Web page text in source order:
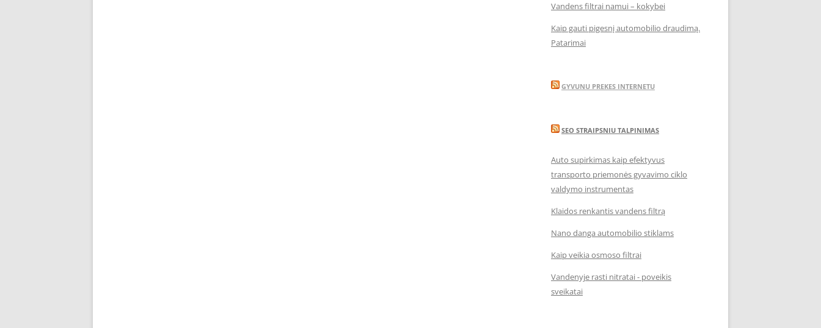
Vandens filtrai namui – kokybei
Kaip gauti pigesnį automobilio draudimą.
Patarimai
GYVUNU PREKES INTERNETU
SEO STRAIPSNIU TALPINIMAS
Auto supirkimas kaip efektyvus
transporto priemonės gyvavimo ciklo
valdymo instrumentas
Klaidos renkantis vandens filtrą
Nano danga automobilio stiklams
Kaip veikia osmoso filtrai
Vandenyje rasti nitratai - poveikis
sveikatai